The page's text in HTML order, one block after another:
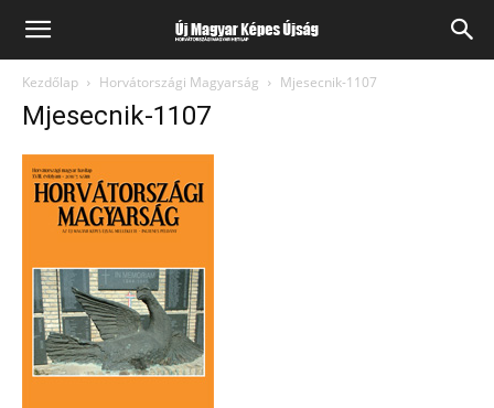
Kezdőlap Horvátországi Magyarság Mjesecnik-1107
Mjesecnik-1107